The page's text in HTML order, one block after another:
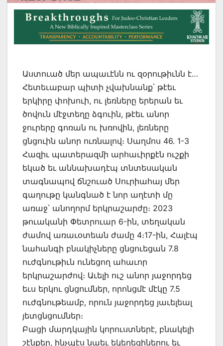
Աստուած մեր ապաւէնն ու զօրութիւնն է…
Հետեւաբար պիտի չվախնանք՝ թէեւ
երկիրը փոխուի, ու լեռները երերան եւ
ծովուն մէջտեղը ձգուին, թէեւ անոր
ջուրերը գոռան ու խռովին, լեռները
ցնցուին անոր ուռնալով։ Սաղմոս 46. 1-3
Հազիւ պատերազմի արհաւիրքէն ուշքի
եկած եւ աննախադէպ տնտեսական
տագնապով ճնշուած Սուրիահայ մեր
գաղութը կանգնած է նոր աղէտի մը
առաջ՝ անողորմ երկրաշարժը։ 2023
թուականի Փետրուար 6-ին, տեղական
ժամով առաւօտեան ժամը 4։17-ին, Հալէպ
նահանգի բնակիչները ցնցուեցան 7.8
ուժգնութիւն ունեցող ահաւոր
երկրաշարժով։ Աւելի ուշ անոր յաջորդեց
եւս երկու ցնցումներ, որոնցմէ մէկը 7.5
ուժգնութեամբ, որուն յաջորդեց յաւելեալ
յետցնցումներ։
Բացի մարդկային կորուստներէ, բնակելի
շէնքեր, ինչպէս նաեւ եկեղեցիներու եւ